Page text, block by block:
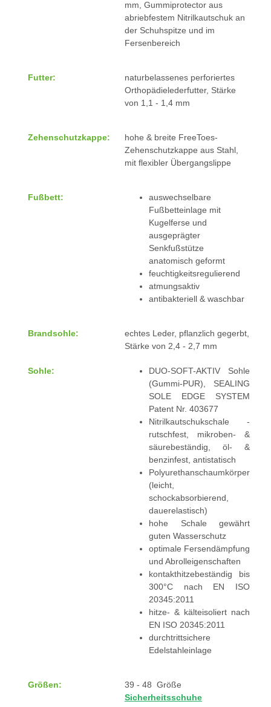
mm, Gummiprotector aus
abriebfestem Nitrilkautschuk an
der Schuhspitze und im
Fersenbereich
Futter:
naturbelassenes perforiertes
Orthopädielederfutter, Stärke
von 1,1 - 1,4 mm
Zehenschutzkappe:
hohe & breite FreeToes-
Zehenschutzkappe aus Stahl,
mit flexibler Übergangslippe
Fußbett:
auswechselbare
Fußbetteinlage mit
Kugelferse und
ausgeprägter
Senkfußstütze
anatomisch geformt
feuchtigkeitsregulierend
atmungsaktiv
antibakteriell & waschbar
Brandsohle:
echtes Leder, pflanzlich gegerbt,
Stärke von 2,4 - 2,7 mm
Sohle:
DUO-SOFT-AKTIV Sohle
(Gummi-PUR), SEALING
SOLE EDGE SYSTEM
Patent Nr. 403677
Nitrilkautschukschale -
rutschfest, mikroben- &
säurebeständig, öl- &
benzinfest, antistatisch
Polyurethanschaumkörper
(leicht,
schockabsorbierend,
dauerelastisch)
hohe Schale gewährt
guten Wasserschutz
optimale Fersendämpfung
und Abrolleigenschaften
kontakthitzebeständig bis
300°C nach EN ISO
20345:2011
hitze- & kälteisoliert nach
EN ISO 20345:2011
durchtrittsichere
Edelstahleinlage
Größen:
39 - 48 Größe
Sicherheitsschuhe